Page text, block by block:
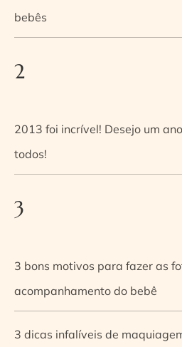
bebês
2
2013 foi incrível! Desejo um
todos!
3
3 bons motivos para fazer as
acompanhamento do bebê
3 dicas infalíveis de